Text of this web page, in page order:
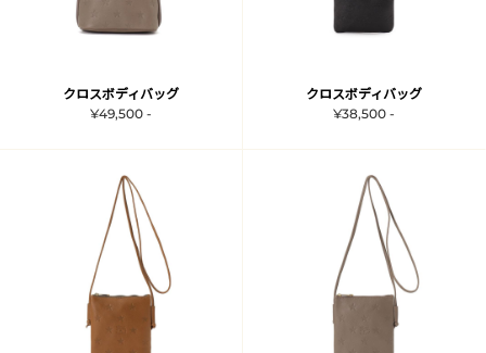
クロスボディバッグ
¥49,500 -
クロスボディバッグ
¥38,500 -